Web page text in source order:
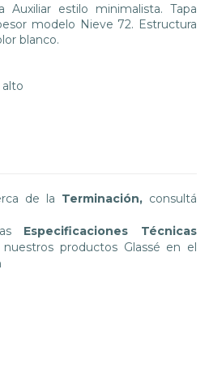
Auxiliar estilo minimalista. Tapa
modelo Nieve 72. Estructura
blanco.
de la Terminación,consultá
Especificaciones Técnicas
productos Glassé en el